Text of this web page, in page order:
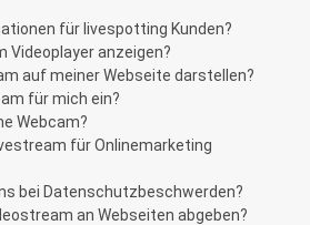
für livespotting Kunden?
Videoplayer anzeigen?
auf meiner Webseite darstellen?
für mich ein?
Webcam?
für Onlinemarketing
bei Datenschutzbeschwerden?
an Webseiten abgeben?